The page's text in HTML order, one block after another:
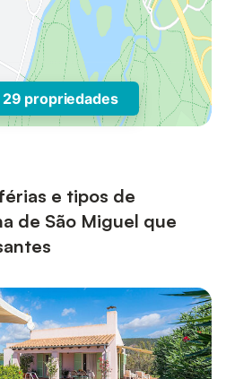
29 propriedades
e tipos de
de São Miguel que